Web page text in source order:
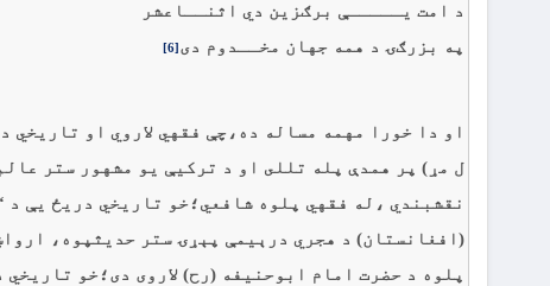
د امت يـــــې برګزين دي اثنــاعشر
په بزرګۍ د همه جهان مخــدوم دى[6]
نقشبندي ،له فقهي پلوه شافعي؛خو تاريخي دريځ يې
پلوه د حضرت امام ابوحنيفه (رح) لاروى دى؛خو